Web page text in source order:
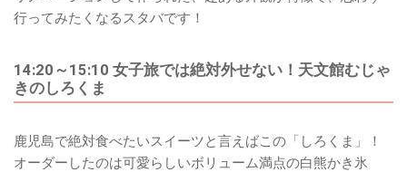
行ってみたくなるスタバです！
14:20～15:10 女子旅では絶対外せない！天文館むじゃ
きのしろくま
鹿児島で絶対食べたいスイーツと言えばこの「しろくま」！
オーダーしたのは可愛らしいボリューム満点の白熊かき氷